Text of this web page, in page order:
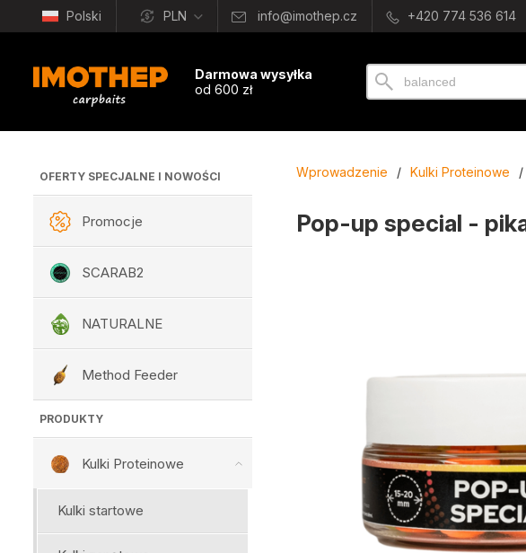
Polski PLN info@imothep.cz +420 774 536 614
Darmowa wysyłka
od 600 zł
OFERTY SPECJALNE I NOWOŚCI
Promocje
SCARAB2
NATURALNE
Method Feeder
PRODUKTY
Kulki Proteinowe
Kulki startowe
Wprowadzenie / Kulki Proteinowe /
Pop-up special -